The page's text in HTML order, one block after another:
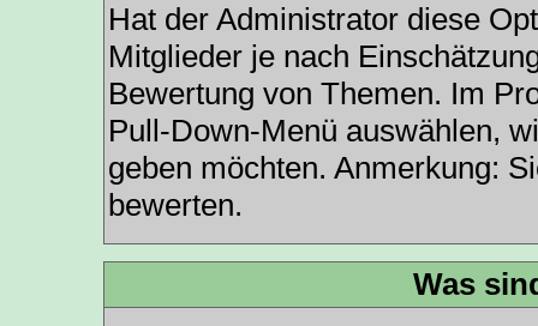
Hat der Administrator diese
Mitglieder je nach
Bewertung von Themen. Im
Pull-Down-Menü auswählen,
geben möchten. Anmerkung:
bewerten.
Was